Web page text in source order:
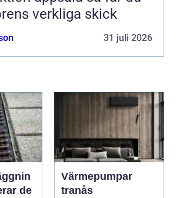
verkliga skick
31 juli 2026
Värmepumpar
tranås